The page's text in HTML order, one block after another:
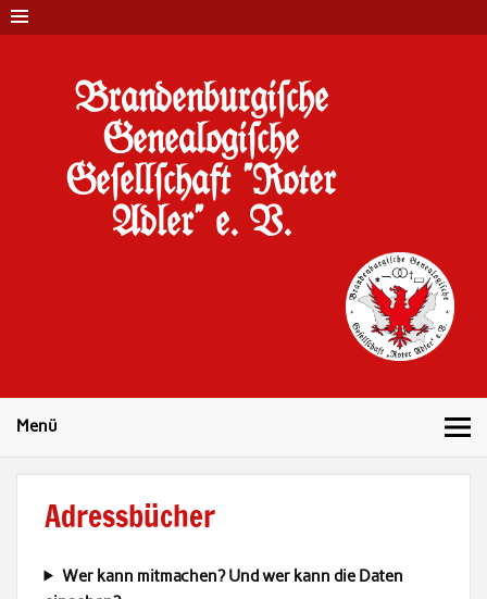
Brandenburgi#che
Genealogi#che
Ge#ell#chaft "Roter
Adler" e. V.
Menü
Adressbücher
Wer kann mitmachen? Und wer kann die Daten